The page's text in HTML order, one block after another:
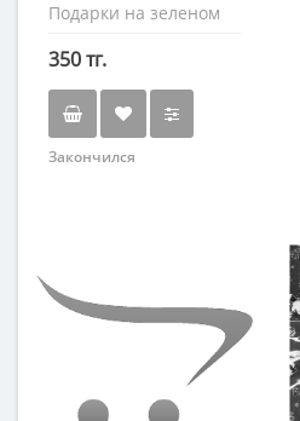
Подарки на зеленом
350 тг.
Закончился